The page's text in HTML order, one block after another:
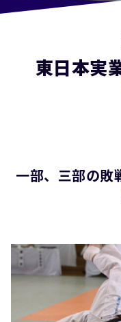
東日本実
一部、三部の敗